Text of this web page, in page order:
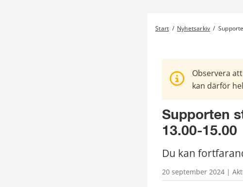
Start / Nyhetsarkiv /
Observera
kan därför
Supporten
13.00-15.00
Du kan
20 september 2024 |